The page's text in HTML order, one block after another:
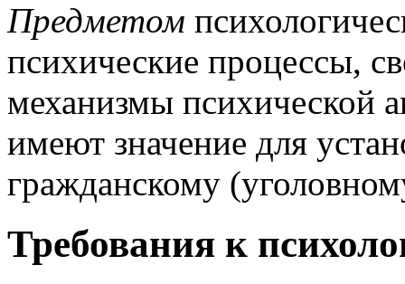
Предметом
психические процессы,
механизмы психической
имеют значение для
гражданскому
Требования к